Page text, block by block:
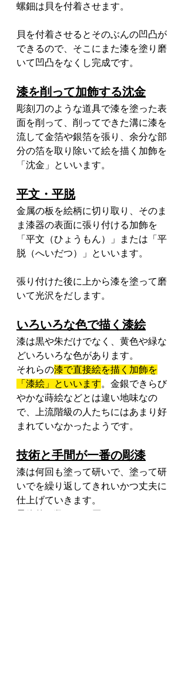
螺鈿は貝を付着させます。
貝を付着させるとそのぶんの凹凸が
できるので、そこにまた漆を塗り磨
いて凹凸をなくし完成です。
漆を削って加飾する沈金
彫刻刀のような道具で漆を塗った表
面を削って、削ってできた溝に漆を
流して金箔や銀箔を張り、余分な部
分の箔を取り除いて絵を描く加飾を
「沈金」といいます。
平文・平脱
金属の板を絵柄に切り取り、そのま
ま漆器の表面に張り付ける加飾を
「平文（ひょうもん）」または「平
脱（へいだつ）」といいます。
張り付けた後に上から漆を塗って磨
いて光沢をだします。
いろいろな色で描く漆絵
漆は黒や朱だけでなく、黄色や緑な
どいろいろな色があります。
それらの漆で直接絵を描く加飾を
「漆絵」といいます。金銀できらび
やかな蒔絵などとは違い地味なの
で、上流階級の人たちにはあまり好
まれていなかったようです。
技術と手間が一番の彫漆
漆は何回も塗って研いで、塗って研
いでを繰り返してきれいかつ丈夫に
仕上げていきます。